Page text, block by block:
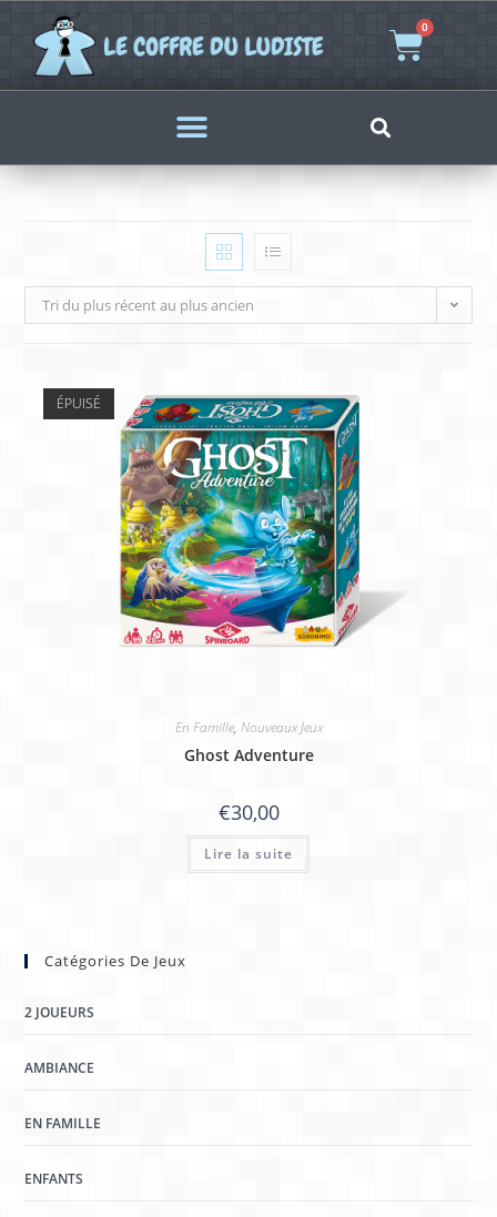
0
Tri du plus récent au plus ancien
ÉPUISÉ
En Famille, Nouveaux Jeux
Ghost Adventure
€30,00
Lire la suite
Catégories De Jeux
2 JOUEURS
AMBIANCE
EN FAMILLE
ENFANTS